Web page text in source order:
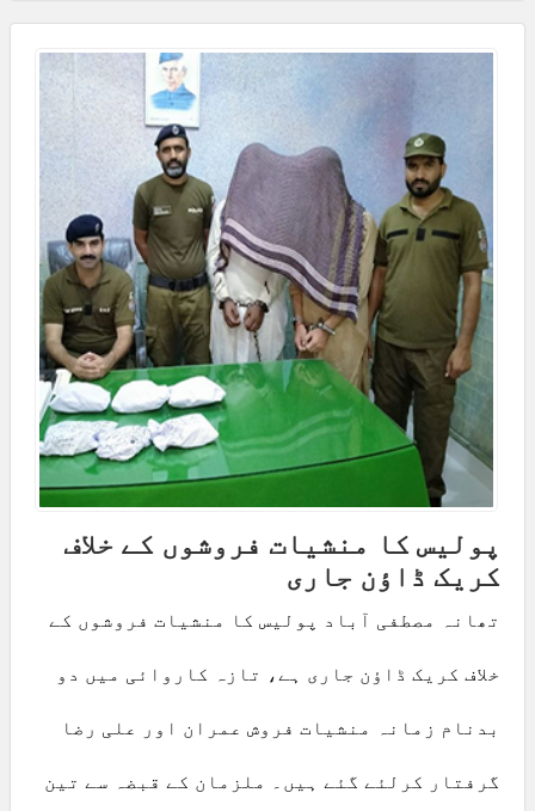
پولیس کا منشیات فروشوں کے خلاف
کریک ڈاؤن جاری
تھانہ مصطفی آباد پولیس کا منشیات فروشوں کے
خلاف کریک ڈاؤن جاری ہے، تازہ کاروائی میں دو
بدنام زمانہ منشیات فروش عمران اور علی رضا
گرفتار کرلئے گئے ہیں۔ ملزمان کے قبضہ سے تین